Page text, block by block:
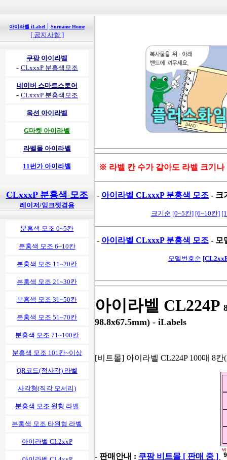
아이라벨 iLabel | Surname Home
[ 공지사항 ]
쿠팡 아이라벨
- CLxxxP 분홍색모조
네이버 스마트스토어
- CLxxxP 분홍색모조
옥션 아이라벨
G마켓 아이라벨
라벨몰 아이라벨
11번가 아이라벨
CLxxxP 분홍색 모조
레이저/잉크젯겸용
분홍색 모조 0~5칸
분홍색 모조 6~10칸
분홍색 모조 11~20칸
분홍색 모조 21~30칸
분홍색 모조 31~50칸
분홍색 모조 51~70칸
분홍색 모조 71~100칸
분홍색 모조 101칸~이상
QR코드(정사각) 라벨
사각형(직각 모서리)
분홍색 모조 원형 라벨
분홍색 모조 타원형 라벨
아이라벨 CL2xxP
※ 라벨 칸 수가 같아도 라벨 크기나
- 아이라벨 CLxxxP 분홍색 모조 - 크
크기순 [0~5칸] [6~10칸]
- 아이라벨 CLxxxP 분홍색 모조 - 모
모델번호순
아이라벨 CL224P
98.8x67.5mm) - iLabels
[비트몰] 아이라벨 CL224P 100매 8
- 판매안내 : 쿠팡 비트몰 [ 판매 중 ]